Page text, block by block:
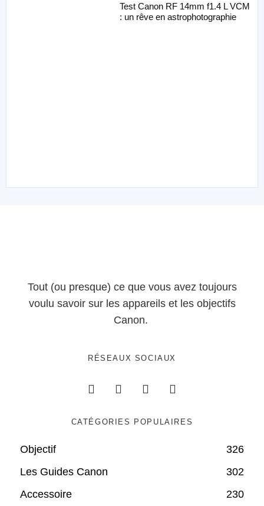
Test Canon RF 14mm f1.4 L VCM
: un rêve en astrophotographie
Tout (ou presque) ce que vous avez toujours
voulu savoir sur les appareils et les objectifs
Canon.
RÉSEAUX SOCIAUX
CATÉGORIES POPULAIRES
Objectif
326
Les Guides Canon
302
Accessoire
230